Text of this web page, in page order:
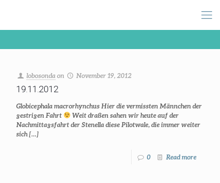
lobosonda on November 19, 2012
19.11.2012
Globicephala macrorhynchus Hier die vermissten Männchen der
gestrigen Fahrt
Weit draßen sahen wir heute auf der
Nachmittagsfahrt der Stenella diese Pilotwale, die immer weiter
sich[…]
0 Read more